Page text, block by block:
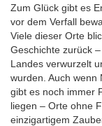
Zum Glück gibt es
vor dem Verfall
Viele dieser Orte
Geschichte zurück
Landes verwurzelt
wurden. Auch wenn
gibt es noch immer
liegen – Orte ohne
einzigartigem